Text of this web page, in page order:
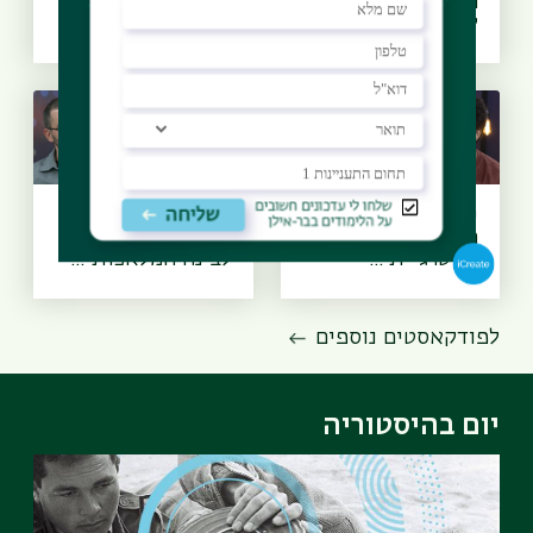
לזיכרון? א...
יסודות הביטחון -
האם לישראל יש
אסטרגיית ...
בינו לבינה
מלאכותית - האם
לבינה המלאכותי...
לפודקאסטים נוספים
יום בהיסטוריה